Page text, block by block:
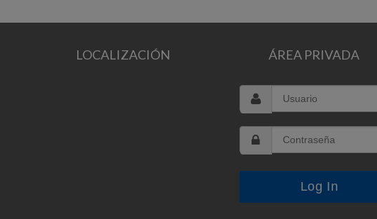
LOCALIZACIÓN ÁREA PRIVADA